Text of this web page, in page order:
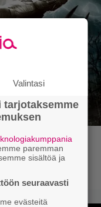
Valintasi
tarjotaksemme
paremman
sisältöä ja
seuraavasti
evästeitä